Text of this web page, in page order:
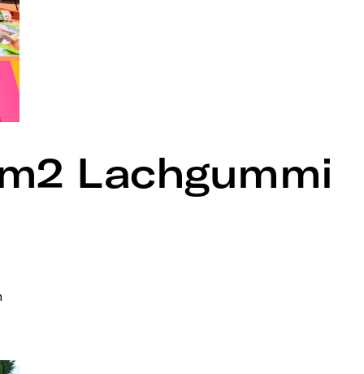
Lachgummi